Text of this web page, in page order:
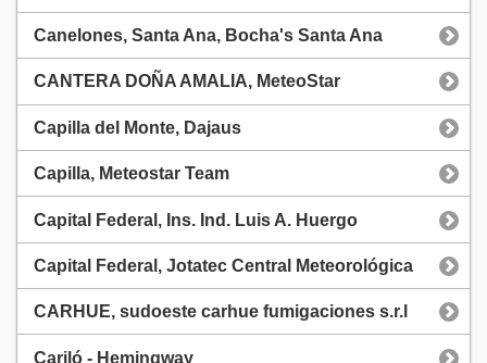
Canelones, Santa Ana, Bocha's Santa Ana
CANTERA DOÑA AMALIA, MeteoStar
Capilla del Monte, Dajaus
Capilla, Meteostar Team
Capital Federal, Ins. Ind. Luis A. Huergo
Capital Federal, Jotatec Central Meteorológica
CARHUE, sudoeste carhue fumigaciones s.r.l
Cariló - Hemingway